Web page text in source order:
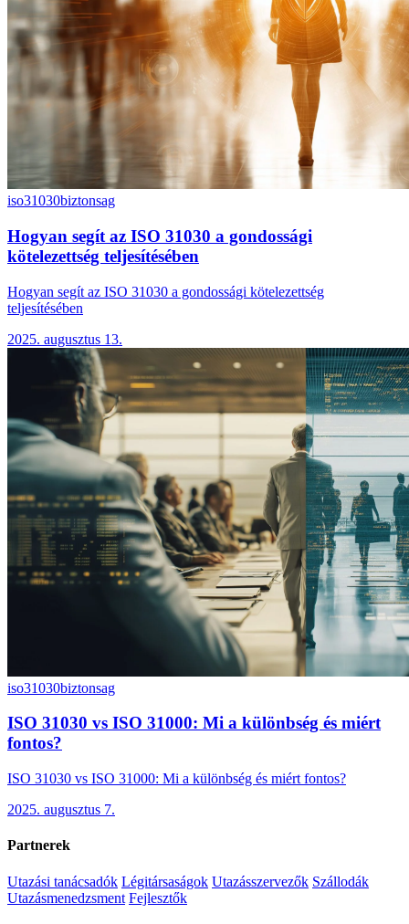
iso31030biztonsag
Hogyan segít az ISO 31030 a gondossági
kötelezettség teljesítésében
Hogyan segít az ISO 31030 a gondossági kötelezettség
teljesítésében
2025. augusztus 13.
iso31030biztonsag
ISO 31030 vs ISO 31000: Mi a különbség és miért
fontos?
ISO 31030 vs ISO 31000: Mi a különbség és miért fontos?
2025. augusztus 7.
Partnerek
Utazási tanácsadók Légitársaságok Utazásszervezők Szállodák
Utazásmenedzsment Fejlesztők